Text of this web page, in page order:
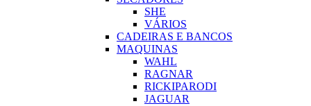
SHE
VÁRIOS
CADEIRAS E BANCOS
MAQUINAS
WAHL
RAGNAR
RICKIPARODI
JAGUAR